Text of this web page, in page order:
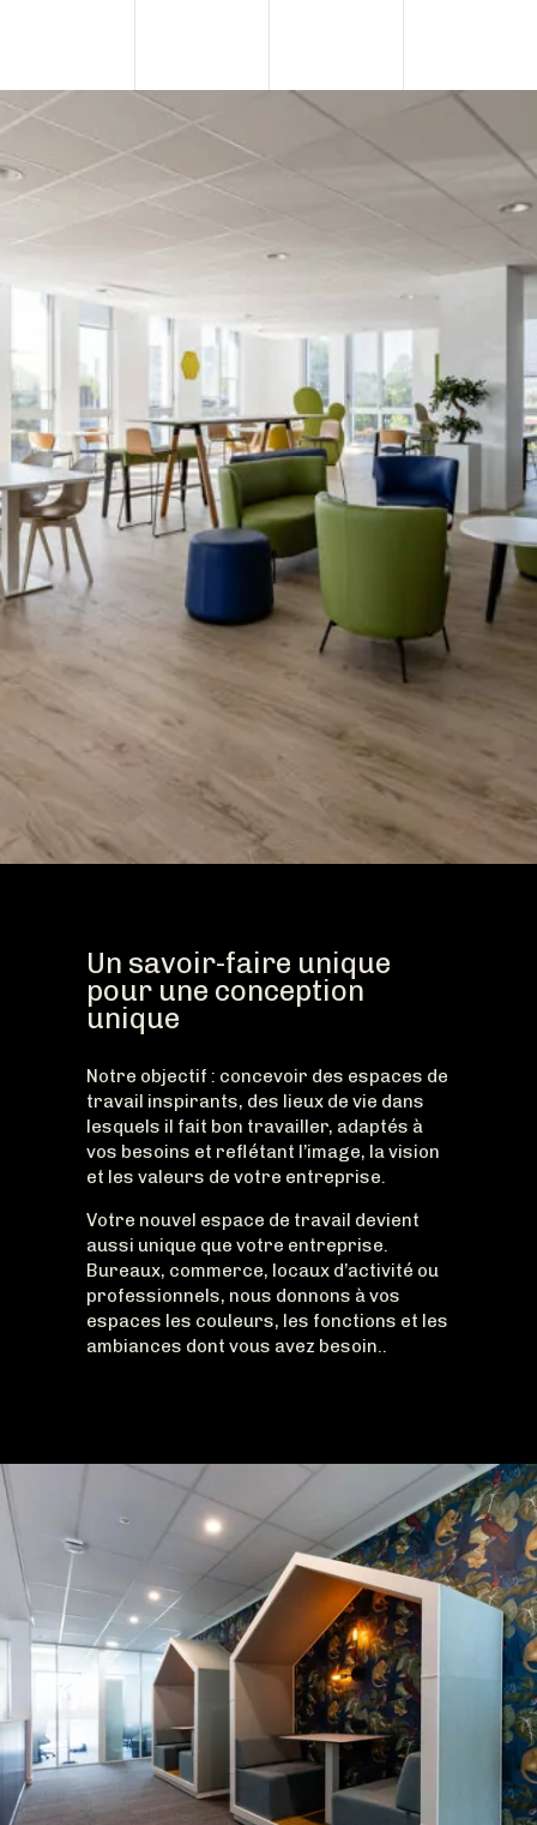
Un savoir-faire unique
pour une conception
unique
Notre objectif : concevoir des espaces de
travail inspirants, des lieux de vie dans
lesquels il fait bon travailler, adaptés à
vos besoins et reflétant l’image, la vision
et les valeurs de votre entreprise.
Votre nouvel espace de travail devient
aussi unique que votre entreprise.
Bureaux, commerce, locaux d’activité ou
professionnels, nous donnons à vos
espaces les couleurs, les fonctions et les
ambiances dont vous avez besoin..